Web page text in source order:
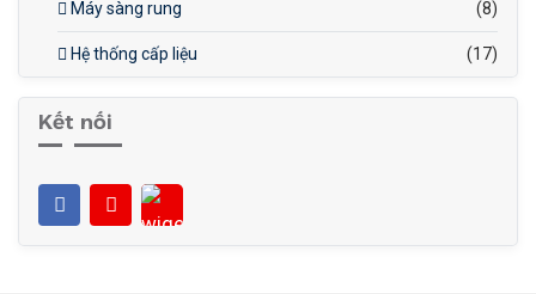
Máy sàng rung
(8)
Hệ thống cấp liệu (17)
Kết nối